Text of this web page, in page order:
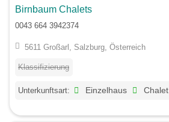
Birnbaum Chalets
0043 664 3942374
5611 Großarl, Salzburg, Österreich
Klassifizierung
Unterkunftsart: Einzelhaus Chalet